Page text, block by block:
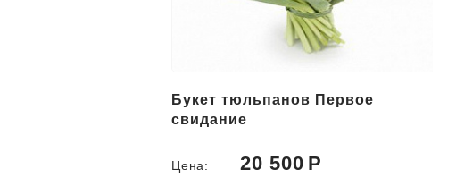
Букет тюльпанов Первое
свидание
Цена: 20 500